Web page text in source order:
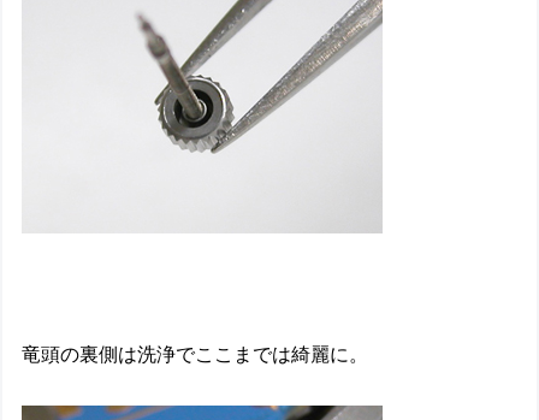
竜頭の裏側は洗浄でここまでは綺麗に。